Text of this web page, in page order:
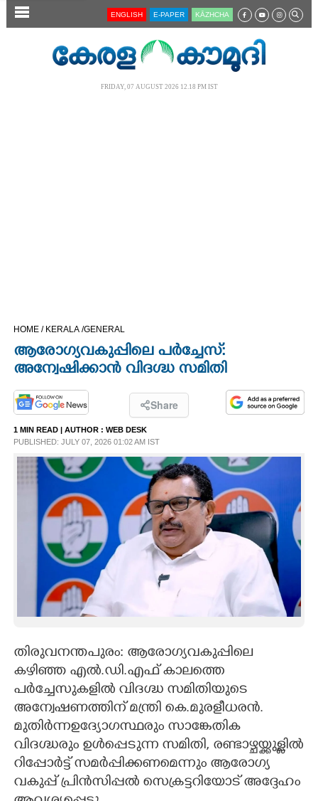
SECTIONS
CINEMA
OPINION
PHOTOS
LIFESTYLE
SPIRITUAL
INFO+
ASTRO
CARTOONS
LITERATURE
ZOOM
CONTACT US
ENGLISH E-PAPER KĀZHCHA
FRIDAY, 07 AUGUST 2026 12.18 PM IST
HOME / KERALA /GENERAL
ആരോഗ്യവകുപ്പിലെ പർച്ചേസ്:
അന്വേഷിക്കാൻ വിദഗ്ദ്ധ സമിതി
Share
1 MIN READ | AUTHOR : WEB DESK
PUBLISHED: JULY 07, 2026 01:02 AM IST
തിരുവനന്തപുരം: ആരോഗ്യവകുപ്പിലെ
കഴിഞ്ഞ എൽ.ഡി.എഫ് കാലത്തെ
പർച്ചേസുകളിൽ വിദഗ്ദ്ധ സമിതിയുടെ
അന്വേഷണത്തിന് മന്ത്രി കെ.മുരളീധരൻ.
മുതിർന്നഉദ്യോഗസ്ഥരും സാങ്കേതിക
വിദഗ്ദ്ധരും ഉൾപ്പെടുന്ന സമിതി, രണ്ടാഴ്ചയ്ക്കുള്ളിൽ
റിപ്പോർട്ട് സമർപ്പിക്കണമെന്നും ആരോഗ്യ
വകുപ്പ് പ്രിൻസിപ്പൽ സെക്രട്ടറിയോട് അദ്ദേഹം